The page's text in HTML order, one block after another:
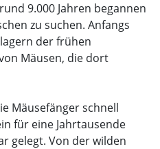
9.000 Jahren begannen
zu suchen. Anfangs
der frühen
Mäusen, die dort
Mäusefänger schnell
für eine Jahrtausende
gelegt. Von der wilden